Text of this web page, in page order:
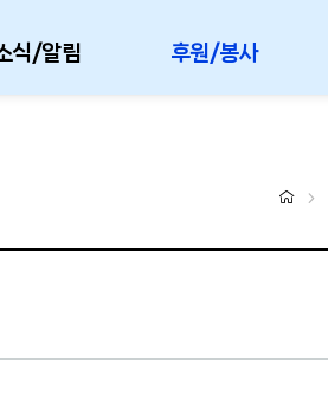
식/알림 후원/봉사